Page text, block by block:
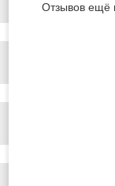
Отзывов ещё